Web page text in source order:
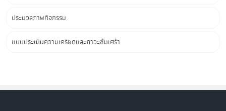
ประมวลภาพกิจกรรม
แบบประเมินความเครียดและภาวะซึมเศร้า